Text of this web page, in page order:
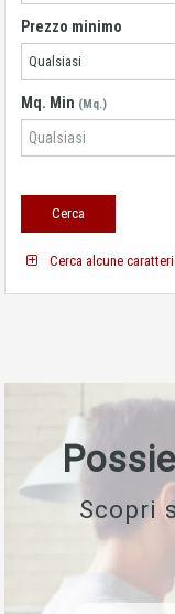
Prezzo minimo
Qualsiasi
Mq. Min (Mq.)
Cerca alcune
Scopri